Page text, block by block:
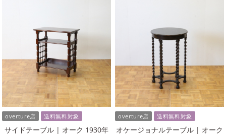
overture店 送料無料対象
サイドテーブル | オーク 1930年
overture店 送料無料対象
オケージョナルテーブル | オーク